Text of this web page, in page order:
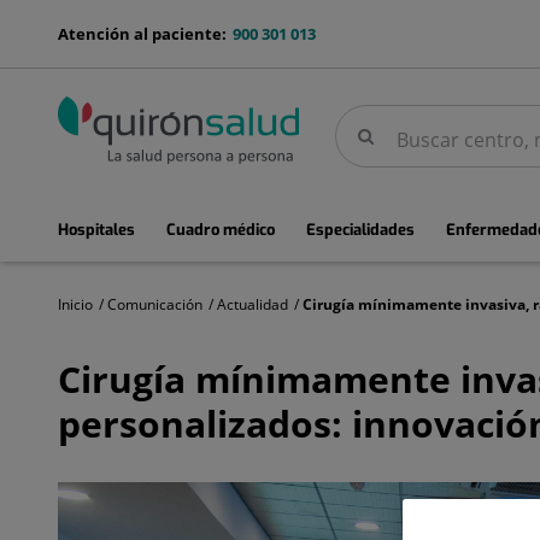
menu-
900 301 013
Atención al paciente:
BuscarBuscar
menuPrincipal
Hospitales Cuadro médico Especialidades
Inicio Comunicación Actualidad
invasiva,
radioterapia
de
precisión
fármacos
Cirugía mínimamente
personalizados: